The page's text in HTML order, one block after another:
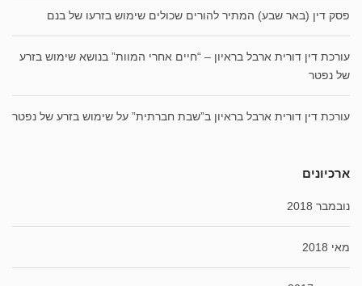
פסק דין (באר שבע) המתיר להורים שכולים שימוש בזרעו של בנם
עורכת דין דורית ארבל בראיון – “חיים אחרי המוות” בנושא שימוש בזרע
של נפטר
עורכת דין דורית ארבל בראיון ב”שבת חברתית” על שימוש בזרע של נפטר
ארכיונים
נובמבר 2018
מאי 2018